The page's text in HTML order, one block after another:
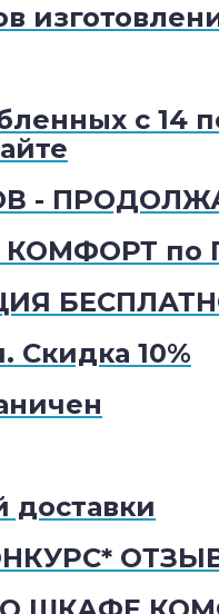
с 14
-
КОМФОРТ
Скидка 10%
доставки